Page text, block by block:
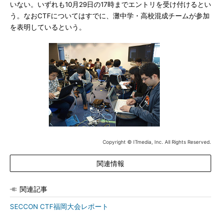
いない。いずれも10月29日の17時までエントリを受け付けるとい
う。なおCTFについてはすでに、灘中学・高校混成チームが参加
を表明しているという。
Copyright © ITmedia, Inc. All Rights Reserved.
関連情報
関連記事
SECCON CTF福岡大会レポート